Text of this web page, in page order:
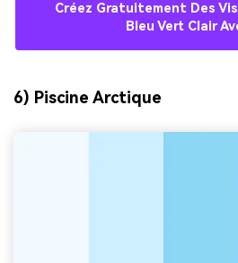
Créez Gratuitement Des
Bleu Vert Clair
6) Piscine Arctique